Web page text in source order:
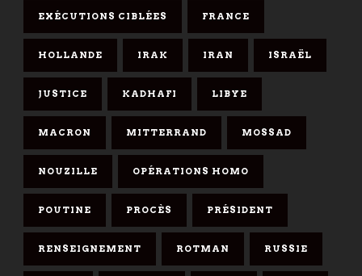
EXÉCUTIONS CIBLÉES FRANCE
HOLLANDE IRAK IRAN ISRAËL
JUSTICE KADHAFI LIBYE
MACRON MITTERRAND MOSSAD
NOUZILLE OPÉRATIONS HOMO
POUTINE PROCÈS PRÉSIDENT
RENSEIGNEMENT ROTMAN RUSSIE